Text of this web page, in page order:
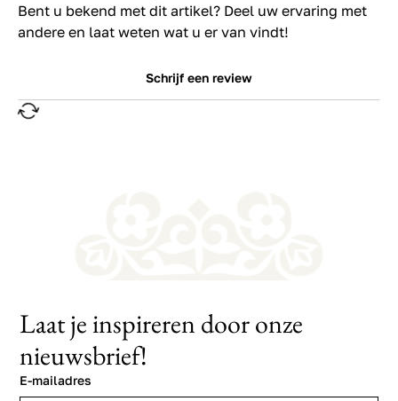
Bent u bekend met dit artikel? Deel uw ervaring met
andere en laat weten wat u er van vindt!
Schrijf een review
Laat je inspireren door onze
nieuwsbrief!
E-mailadres